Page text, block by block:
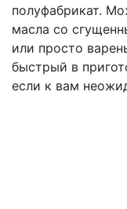
полуфабрикат.
масла со
или просто
быстрый в
если к вам